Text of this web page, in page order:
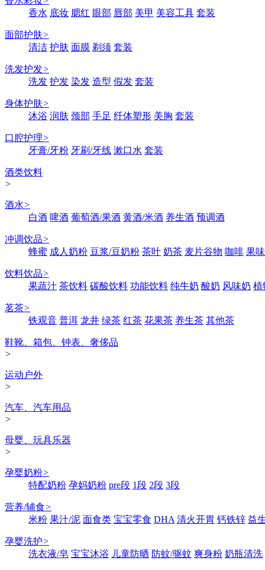
香水 底妆 腮红 眼部 唇部 美甲 美容工具 套装
面部护肤>
清洁 护肤 面膜 剃须 套装
洗发护发>
洗发 护发 染发 造型 假发 套装
身体护肤>
沐浴 润肤 颈部 手足 纤体塑形 美胸 套装
口腔护理>
牙膏/牙粉 牙刷/牙线 漱口水 套装
酒类饮料
>
酒水>
白酒 啤酒 葡萄酒/果酒 黄酒/米酒 养生酒 预调酒
冲调饮品>
蜂蜜 成人奶粉 豆浆/豆奶粉 茶叶 奶茶 麦片谷物 咖啡 果
饮料饮品>
果蔬汁 茶饮料 碳酸饮料 功能饮料 纯牛奶 酸奶 风味奶 植
茗茶>
铁观音 普洱 龙井 绿茶 红茶 花果茶 养生茶 其他茶
鞋靴、箱包、钟表、奢侈品
>
运动户外
>
汽车、汽车用品
>
母婴、玩具乐器
>
孕婴奶粉>
特配奶粉 孕妈奶粉 pre段 1段 2段 3段
营养/辅食>
米粉 果汁/泥 面食类 宝宝零食 DHA 清火开胃 钙铁锌 益
孕婴洗护>
洗衣液/皂 宝宝沐浴 儿童防晒 防蚊/驱蚊 爽身粉 奶瓶清洗